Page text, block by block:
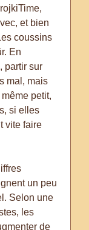
et bien
coussins
En
partir sur
mal, mais
petit,
si elles
vite faire
un peu
Selon une
les
de